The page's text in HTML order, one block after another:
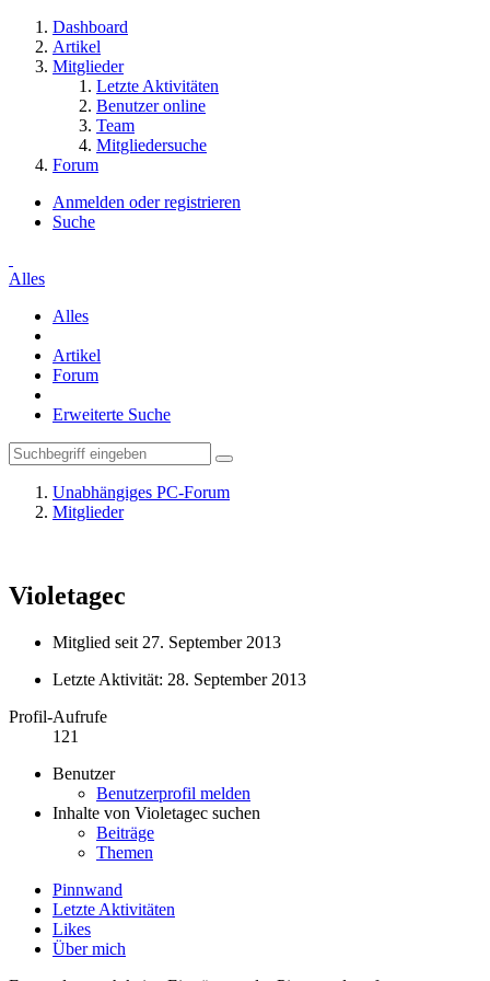
Dashboard
Artikel
Mitglieder
Letzte Aktivitäten
Benutzer online
Team
Mitgliedersuche
Forum
Anmelden oder registrieren
Suche
Alles
Alles
Artikel
Forum
Erweiterte Suche
Unabhängiges PC-Forum
Mitglieder
Violetagec
Mitglied seit 27. September 2013
Letzte Aktivität: 28. September 2013
Profil-Aufrufe
121
Benutzer
Benutzerprofil melden
Inhalte von Violetagec suchen
Beiträge
Themen
Pinnwand
Letzte Aktivitäten
Likes
Über mich